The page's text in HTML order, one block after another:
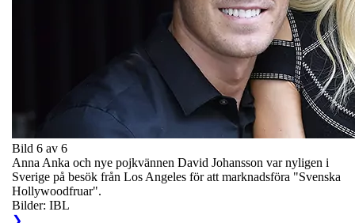
Bild 6 av 6
Anna Anka och nye pojkvännen David Johansson var nyligen i
Sverige på besök från Los Angeles för att marknadsföra "Svenska
Hollywoodfruar".
Bilder: IBL
❯